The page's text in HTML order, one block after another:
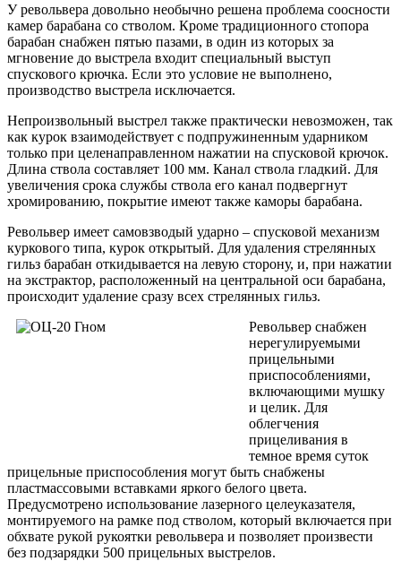
У револьвера довольно необычно решена проблема соосности
камер барабана со стволом. Кроме традиционного стопора
барабан снабжен пятью пазами, в один из которых за
мгновение до выстрела входит специальный выступ
спускового крючка. Если это условие не выполнено,
производство выстрела исключается.
Непроизвольный выстрел также практически невозможен, так
как курок взаимодействует с подпружиненным ударником
только при целенаправленном нажатии на спусковой крючок.
Длина ствола составляет 100 мм. Канал ствола гладкий. Для
увеличения срока службы ствола его канал подвергнут
хромированию, покрытие имеют также каморы барабана.
Револьвер имеет самовзводый ударно – спусковой механизм
куркового типа, курок открытый. Для удаления стрелянных
гильз барабан откидывается на левую сторону, и, при нажатии
на экстрактор, расположенный на центральной оси барабана,
происходит удаление сразу всех стрелянных гильз.
Револьвер снабжен
нерегулируемыми
прицельными
приспособлениями,
включающими мушку
и целик. Для
облегчения
прицеливания в
темное время суток
прицельные приспособления могут быть снабжены
пластмассовыми вставками яркого белого цвета.
Предусмотрено использование лазерного целеуказателя,
монтируемого на рамке под стволом, который включается при
обхвате рукой рукоятки револьвера и позволяет произвести
без подзарядки 500 прицельных выстрелов.